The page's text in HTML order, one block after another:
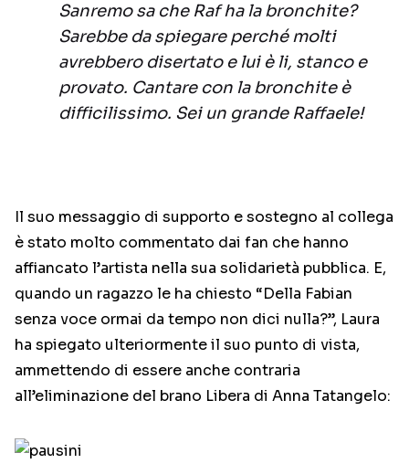
Sanremo sa che Raf ha la bronchite?
Sarebbe da spiegare perché molti
avrebbero disertato e lui è li, stanco e
provato. Cantare con la bronchite è
difficilissimo. Sei un grande Raffaele!
Il suo messaggio di supporto e sostegno al collega
è stato molto commentato dai fan che hanno
affiancato l’artista nella sua solidarietà pubblica. E,
quando un ragazzo le ha chiesto “Della Fabian
senza voce ormai da tempo non dici nulla?”, Laura
ha spiegato ulteriormente il suo punto di vista,
ammettendo di essere anche contraria
all’eliminazione del brano Libera di Anna Tatangelo: